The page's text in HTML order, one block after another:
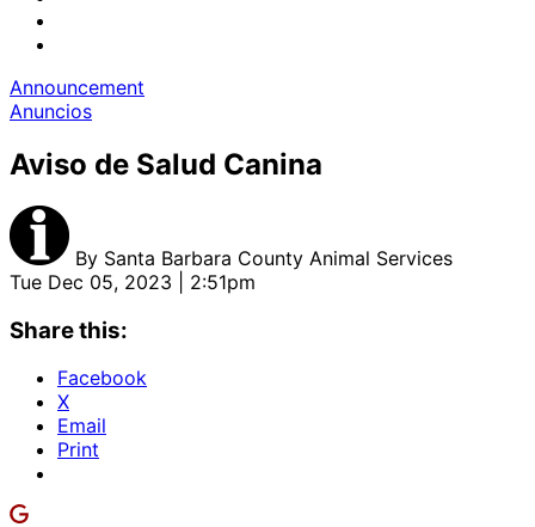
Announcement
Anuncios
Aviso de Salud Canina
By Santa Barbara County Animal Services
Tue Dec 05, 2023 | 2:51pm
Share this:
Facebook
X
Email
Print